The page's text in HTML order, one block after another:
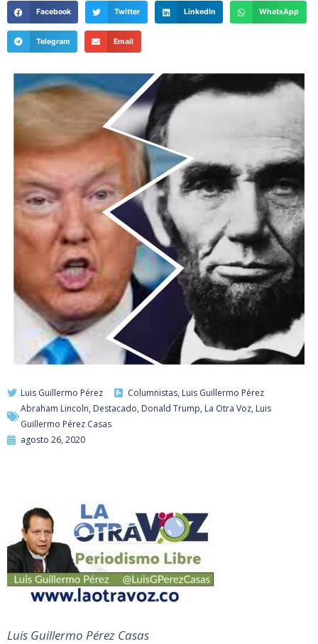
Facebook Twitter LinkedIn WhatsApp
Telegram Email
Luis Guillermo Pérez Columnistas, Luis Guillermo Pérez
Abraham Lincoln, Destacado, Donald Trump, La Otra Voz, Luis
Guillermo Pérez Casas
agosto 26, 2020
Luis Guillermo Pérez Casas